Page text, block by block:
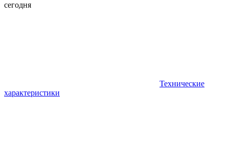
сегодня
Технические
характеристики